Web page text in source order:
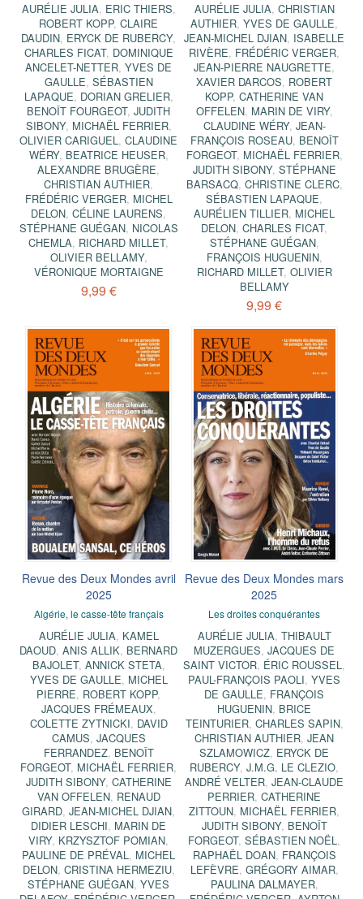
AURÉLIE JULIA, ERIC THIERS,
ROBERT KOPP,CLAIRE
DAUDIN, ERYCK DE RUBERCY,
CHARLES FICAT, DOMINIQUE
ANCELET-NETTER,YVES DE
GAULLE, SÉBASTIEN
LAPAQUE, DORIAN GRELIER,
BENOÎT FOURGEOT,JUDITH
SIBONY, MICHAËL FERRIER,
OLIVIER CARIGUEL,CLAUDINE
WÉRY, BEATRICE HEUSER,
ALEXANDRE BRUGÈRE,
CHRISTIAN AUTHIER,
FRÉDÉRIC VERGER, MICHEL
DELON,CÉLINE LAURENS,
STÉPHANE GUÉGAN, NICOLAS
CHEMLA, RICHARD MILLET,
OLIVIER BELLAMY,
VÉRONIQUE MORTAIGNE
9,99 €
AURÉLIE JULIA, CHRISTIAN
AUTHIER,YVES DE GAULLE,
JEAN-MICHEL DJIAN, ISABELLE
RIVÈRE, FRÉDÉRIC VERGER,
JEAN-PIERRE NAUGRETTE,
XAVIER DARCOS, ROBERT
KOPP,CATHERINE VAN
OFFELEN, MARIN DE VIRY,
CLAUDINE WÉRY, JEAN-
FRANÇOIS ROSEAU, BENOÎT
FORGEOT, MICHAËL FERRIER,
JUDITH SIBONY, STÉPHANE
BARSACQ, CHRISTINE CLERC,
SÉBASTIEN LAPAQUE,
AURÉLIEN TILLIER, MICHEL
DELON,CHARLES FICAT,
STÉPHANE GUÉGAN,
FRANÇOIS HUGUENIN,
RICHARD MILLET, OLIVIER
BELLAMY
9,99 €
Revue des Deux Mondes avril
2025
Algérie, le casse-tête français
AURÉLIE JULIA, KAMEL
DAOUD,ANIS ALLIK, BERNARD
BAJOLET, ANNICK STETA,
YVES DE GAULLE, MICHEL
PIERRE, ROBERT KOPP,
JACQUES FRÉMEAUX,
COLETTE ZYTNICKI, DAVID
CAMUS, JACQUES
FERRANDEZ, BENOÎT
FORGEOT, MICHAËL FERRIER,
JUDITH SIBONY, CATHERINE
VAN OFFELEN, RENAUD
GIRARD,JEAN-MICHEL DJIAN,
DIDIER LESCHI, MARIN DE
VIRY, KRZYSZTOF POMIAN,
PAULINE DE PRÉVAL, MICHEL
DELON, CRISTINA HERMEZIU,
STÉPHANE GUÉGAN,YVES
Revue des Deux Mondes mars
2025
Les droites conquérantes
AURÉLIE JULIA, THIBAULT
MUZERGUES,JACQUES DE
SAINT VICTOR, ÉRIC ROUSSEL,
PAUL-FRANÇOIS PAOLI,YVES
DE GAULLE, FRANÇOIS
HUGUENIN, BRICE
TEINTURIER, CHARLES SAPIN,
CHRISTIAN AUTHIER,JEAN
SZLAMOWICZ, ERYCK DE
RUBERCY,J.M.G. LE CLEZIO,
ANDRÉ VELTER,JEAN-CLAUDE
PERRIER,CATHERINE
ZITTOUN, MICHAËL FERRIER,
JUDITH SIBONY, BENOÎT
FORGEOT,SÉBASTIEN NOËL,
RAPHAËL DOAN, FRANÇOIS
LEFÈVRE, GRÉGORY AIMAR,
PAULINA DALMAYER,